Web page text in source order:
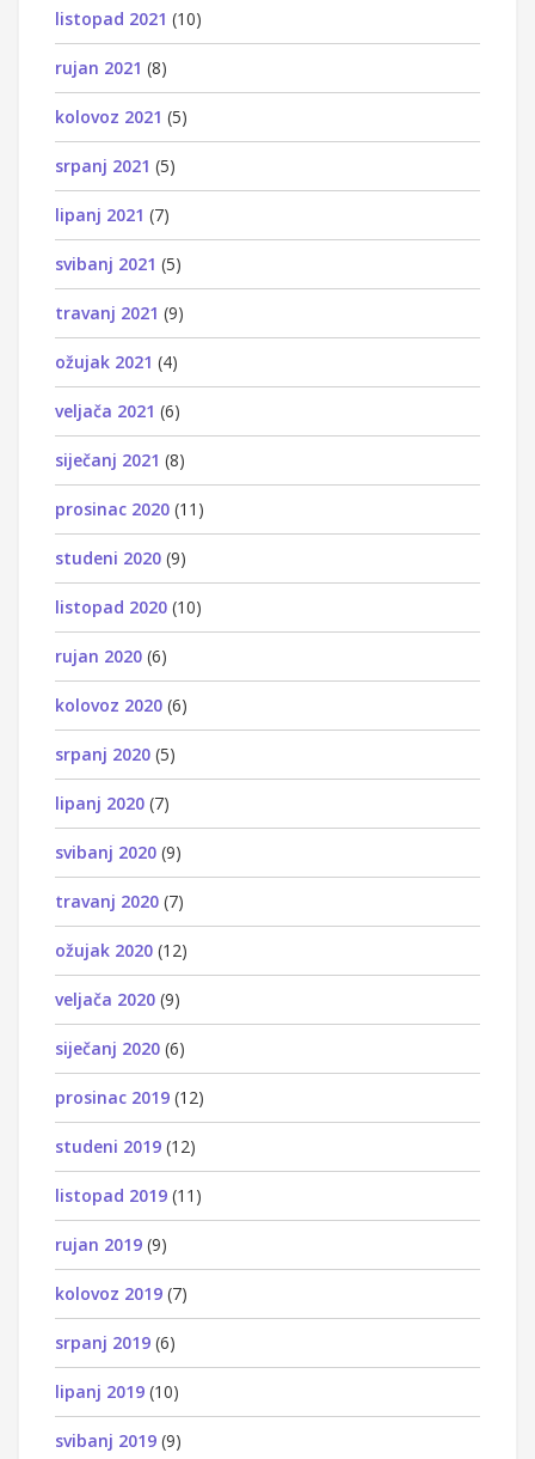
listopad 2021 (10)
rujan 2021 (8)
kolovoz 2021 (5)
srpanj 2021 (5)
lipanj 2021 (7)
svibanj 2021 (5)
travanj 2021 (9)
ožujak 2021 (4)
veljača 2021 (6)
siječanj 2021 (8)
prosinac 2020 (11)
studeni 2020 (9)
listopad 2020 (10)
rujan 2020 (6)
kolovoz 2020 (6)
srpanj 2020 (5)
lipanj 2020 (7)
svibanj 2020 (9)
travanj 2020 (7)
ožujak 2020 (12)
veljača 2020 (9)
siječanj 2020 (6)
prosinac 2019 (12)
studeni 2019 (12)
listopad 2019 (11)
rujan 2019 (9)
kolovoz 2019 (7)
srpanj 2019 (6)
lipanj 2019 (10)
svibanj 2019 (9)